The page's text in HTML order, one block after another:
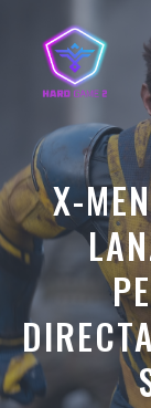
contenido
X-